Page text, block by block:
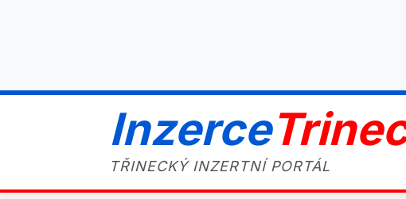
Inzerce
TŘINECKÝ INZERTNÍ PORTÁL